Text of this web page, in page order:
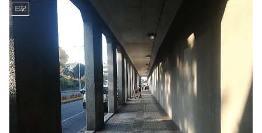
日記